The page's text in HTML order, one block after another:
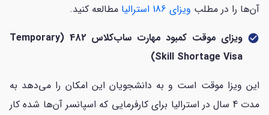
آن‌ها را در مطلب ویزای 186 استرالیا مطالعه کنید.
check_circle
ویزای موقت کمبود مهارت ساب‌کلاس 482 (Temporary
Skill Shortage Visa)
این ویزا موقت است و به دانشجویان این امکان را می‌دهد به
مدت 4 سال در استرالیا برای کارفرمایی که اسپانسر آن‌ها شده کار